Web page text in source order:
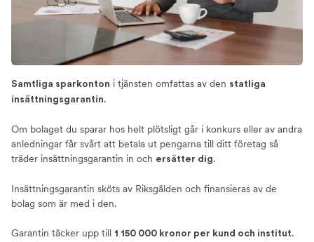
Samtliga sparkonton i tjänsten omfattas av den statliga
insättningsgarantin.
Om bolaget du sparar hos helt plötsligt går i konkurs eller av andra
anledningar får svårt att betala ut pengarna till ditt företag så
träder insättningsgarantin in och ersätter dig.
Insättningsgarantin sköts av Riksgälden och finansieras av de
bolag som är med i den.
Garantin täcker upp till 1 150 000 kronor per kund och institut.